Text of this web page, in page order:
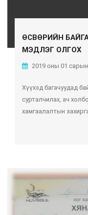
ӨСВӨРИЙН
МЭДЛЭГ ОЛГОХ
2019 оны 01
Хүүхэд багачуудад
сурталчилах, ач
хамгаалалтын